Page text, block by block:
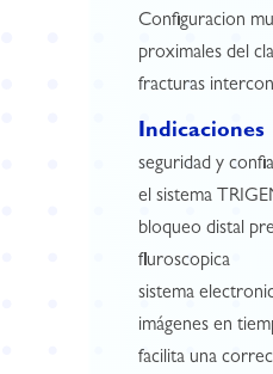
Configuracion
proximales del
fracturas
Indicaciones
seguridad y
el sistema
bloqueo distal
fluroscopica
sistema
imágenes en
facilita una